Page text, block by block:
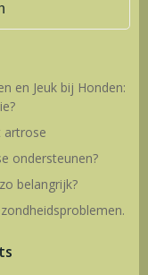
en Jeuk bij Honden:
artrose
ondersteunen?
belangrijk?